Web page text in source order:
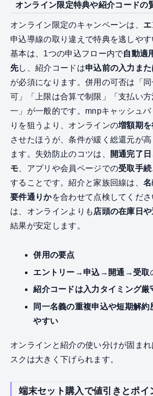
オンライン限定特典や紹介コードの
オンライン限定のキャンペーンは、
申込導線の取り違えで特典を逃しやす
基本は、1つの申込フロー内で自動適
先し、紹介コードは申込前の入力ま
が必須になります。併用の可否は「
可」「上限は合算で制限」「支払い
一」が一般的です。mnpキャッシュバ
りを狙うより、オンラインの増額期
させたほうが、条件が緩く総還元が
ます。失効防止のコツは、
開通完了
モ 、アプリや会員ページでの受取手
することです。紹介と家族回線は、
要件通りかを合わせて点検してくだ
は、オンラインよりも 店頭の在庫日
結果が安定します。
併用の要点
エントリー→申込→開通→受取
紹介コードは入力タイミング厳
同一名義の重複申込や短期解約
やすい
オンラインと紹介の使い分けが固ま
スクは大きく下げられます。
端末セット購入で値引きとポイ